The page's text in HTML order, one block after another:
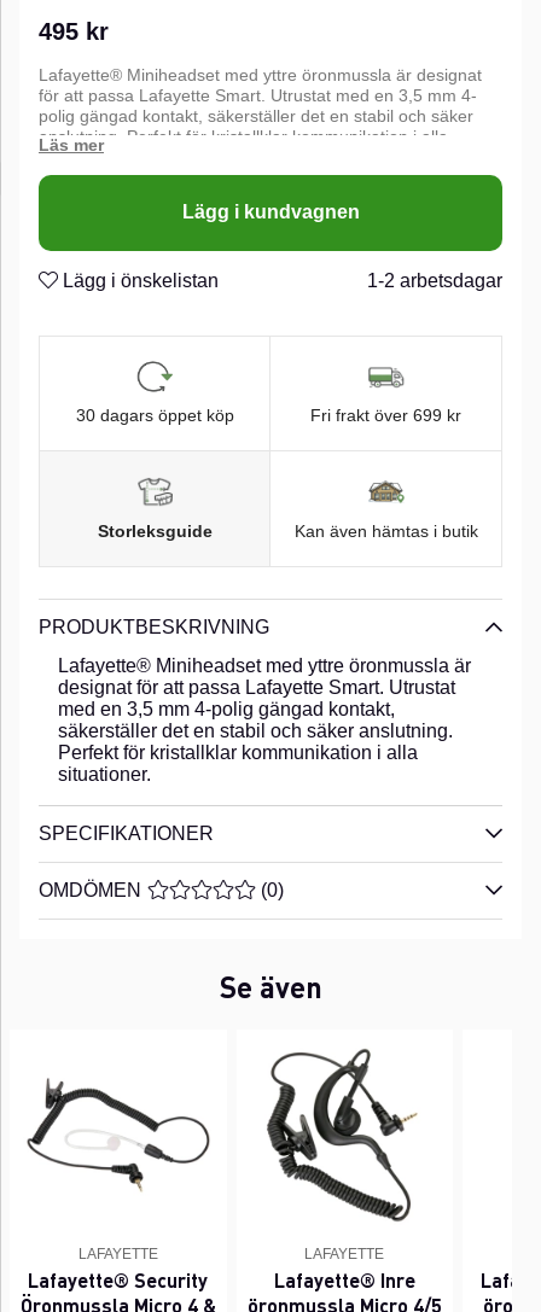
495 kr
Lafayette® Miniheadset med yttre öronmussla är designat
för att passa Lafayette Smart. Utrustat med en 3,5 mm 4-
polig gängad kontakt, säkerställer det en stabil och säker
anslutning. Perfekt för kristallklar kommunikation i alla
situationer.
Lägg i kundvagnen
Lägg i önskelistan 1-2 arbetsdagar
30 dagars öppet köp Fri frakt över 699 kr
Storleksguide Kan även hämtas i butik
PRODUKTBESKRIVNING
Lafayette® Miniheadset med yttre öronmussla är
designat för att passa Lafayette Smart. Utrustat
med en 3,5 mm 4-polig gängad kontakt,
säkerställer det en stabil och säker anslutning.
Perfekt för kristallklar kommunikation i alla
situationer.
SPECIFIKATIONER
OMDÖMEN MEDELBETYG 0 AV 5 ANTAL BETYG 0
(0)
Se även
LAFAYETTE
Lafayette® Security
Öronmussla Micro 4 &
LAFAYETTE
Lafayette® Inre
öronmussla Micro 4/5